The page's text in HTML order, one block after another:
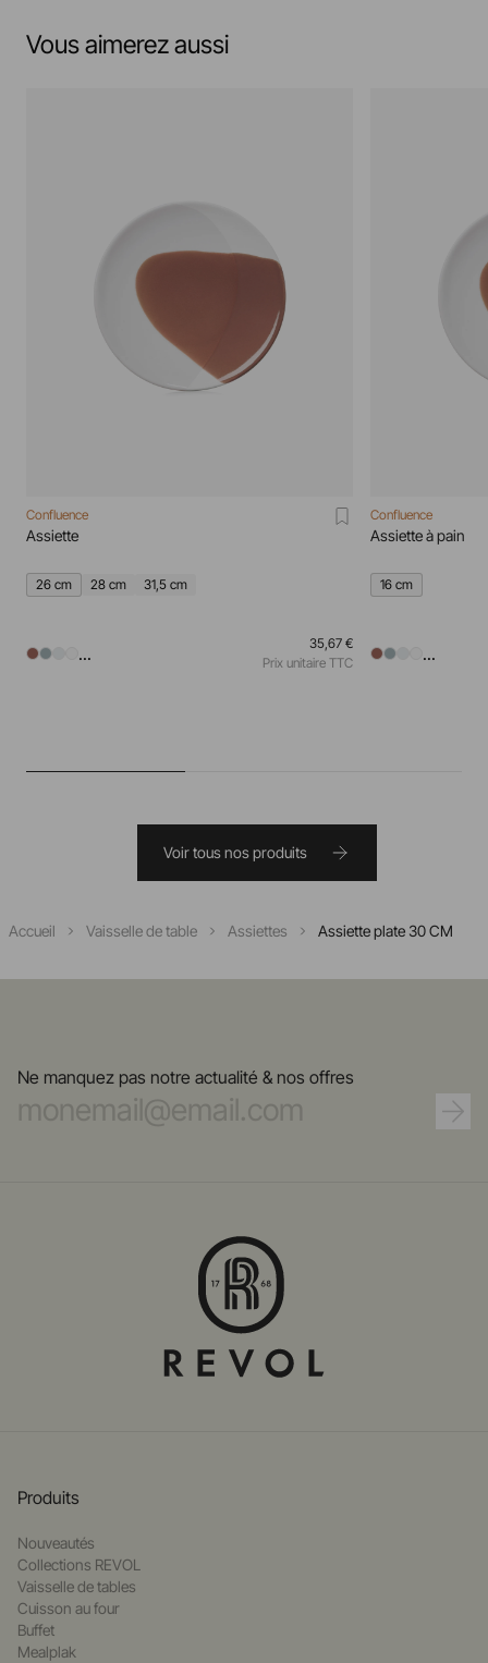
Vous aimerez aussi
Confluence
Assiette
26 cm 28 cm 31,5 cm
...
35,67 €
Prix unitaire TTC
Confluence
Assiette à pain
16 cm
...
Voir tous nos produits
Accueil Vaisselle de table Assiettes Assiette plate 30 CM
Ne manquez pas notre actualité & nos offres
Produits
Nouveautés
Collections REVOL
Vaisselle de tables
Cuisson au four
Buffet
Mealplak